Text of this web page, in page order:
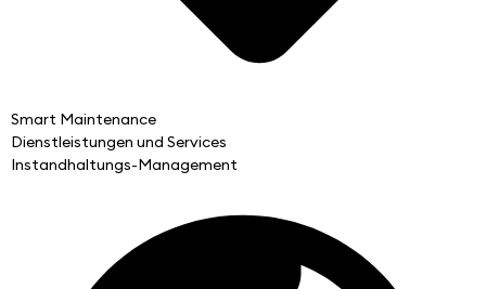
Smart Maintenance
Dienstleistungen und Services
Instandhaltungs-Management